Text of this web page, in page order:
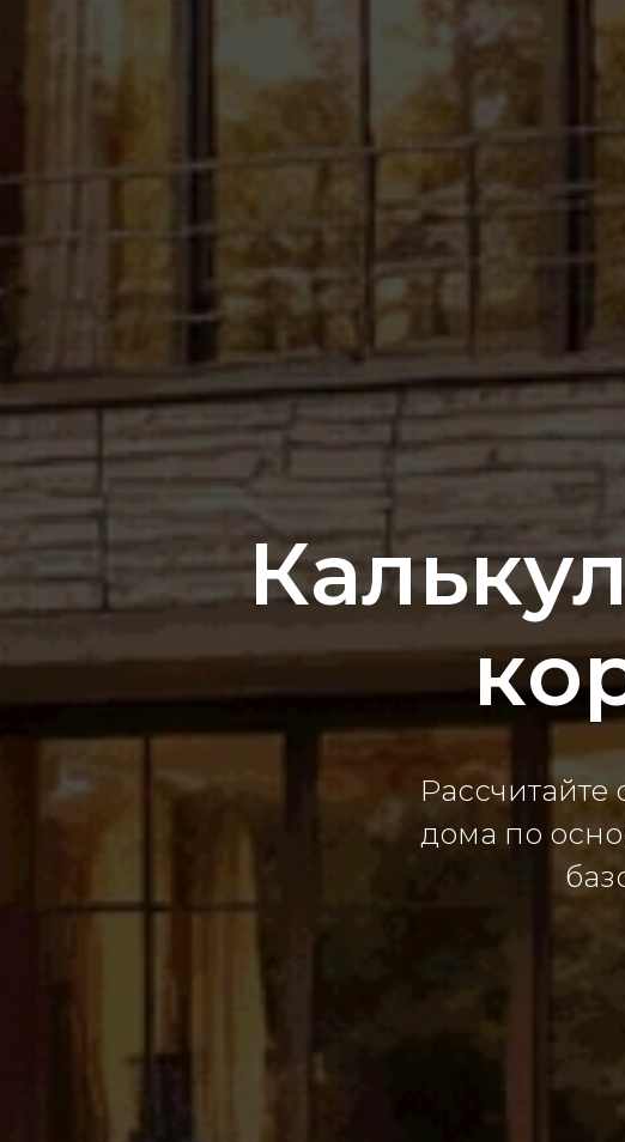
дома по